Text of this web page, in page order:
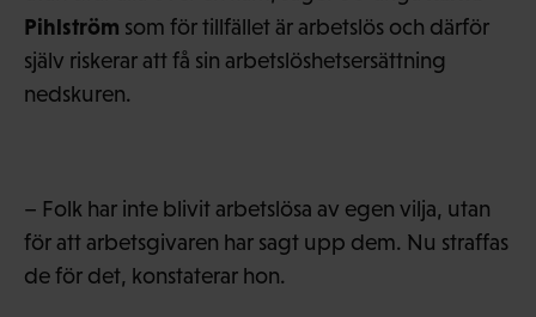
Pihlström som för tillfället är arbetslös och därför
själv riskerar att få sin arbetslöshetsersättning
nedskuren.
– Folk har inte blivit arbetslösa av egen vilja, utan
för att arbetsgivaren har sagt upp dem. Nu straffas
de för det, konstaterar hon.